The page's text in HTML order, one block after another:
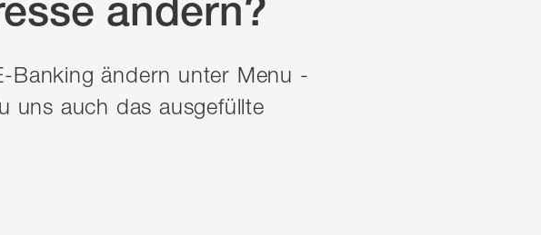
ändern?
Banking ändern unter Menu -
uns auch das ausgefüllte